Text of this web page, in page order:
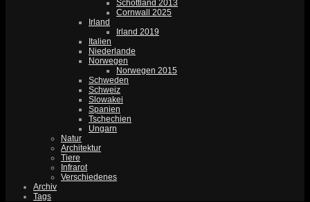
Schottland 2013
Cornwall 2025
Irland
Irland 2019
Italien
Niederlande
Norwegen
Norwegen 2015
Schweden
Schweiz
Slowakei
Spanien
Tschechien
Ungarn
Natur
Architektur
Tiere
Infrarot
Verschiedenes
Archiv
Tags